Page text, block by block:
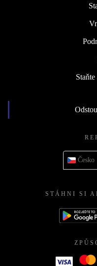
Česko
STÁHNI SI